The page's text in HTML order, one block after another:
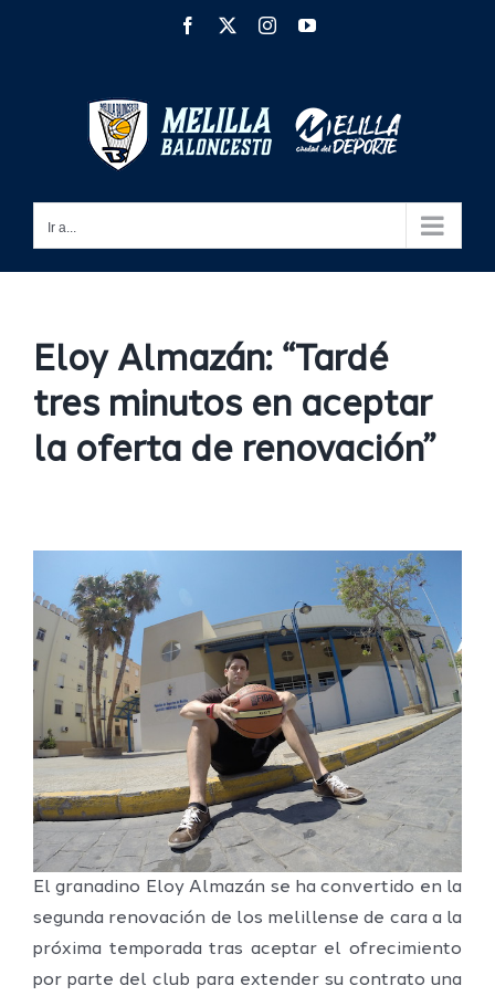
Facebook InstagramYouTube
Ir a...
Eloy Almazán: “Tardé
tres minutos en aceptar
la oferta de renovación”
El granadino Eloy Almazán se ha convertido en la
segunda renovación de los melillense de cara a la
próxima temporada tras aceptar el ofrecimiento
por parte del club para extender su contrato una